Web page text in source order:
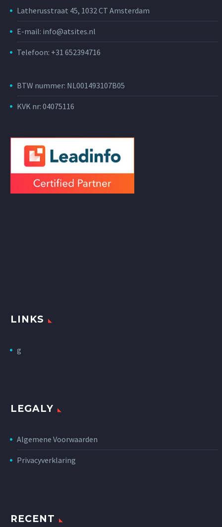
Latherusstraat 45, 1032 CT Amsterdam
E-mail: info@atsites.nl
Telefoon: +31 652394716
BTW nummer: NL001493107B05
KVK nr: 04075116
LINKS
g
LEGALY
Algemene Voorwaarden
Privacyverklaring
RECENT